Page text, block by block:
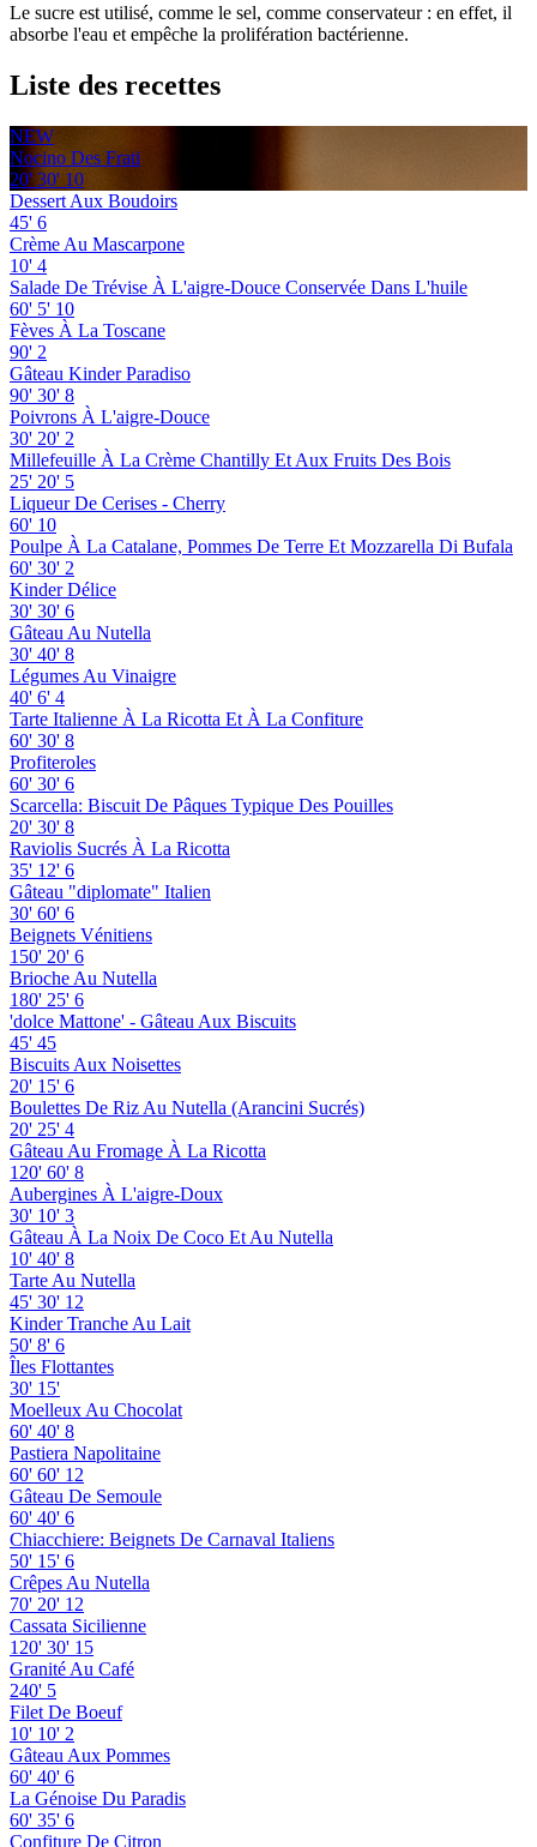
Le sucre est utilisé, comme le sel, comme conservateur : en effet, il
absorbe l'eau et empêche la prolifération bactérienne.
Liste des recettes
NEW
Nocino Des Frati
20' 30' 10
Dessert Aux Boudoirs
45' 6
Crème Au Mascarpone
10' 4
Salade De Trévise À L'aigre-Douce Conservée Dans L'huile
60' 5' 10
Fèves À La Toscane
90' 2
Gâteau Kinder Paradiso
90' 30' 8
Poivrons À L'aigre-Douce
30' 20' 2
Millefeuille À La Crème Chantilly Et Aux Fruits Des Bois
25' 20' 5
Liqueur De Cerises - Cherry
60' 10
Poulpe À La Catalane, Pommes De Terre Et Mozzarella Di Bufala
60' 30' 2
Kinder Délice
30' 30' 6
Gâteau Au Nutella
30' 40' 8
Légumes Au Vinaigre
40' 6' 4
Tarte Italienne À La Ricotta Et À La Confiture
60' 30' 8
Profiteroles
60' 30' 6
Scarcella: Biscuit De Pâques Typique Des Pouilles
20' 30' 8
Raviolis Sucrés À La Ricotta
35' 12' 6
Gâteau "diplomate" Italien
30' 60' 6
Beignets Vénitiens
150' 20' 6
Brioche Au Nutella
180' 25' 6
'dolce Mattone' - Gâteau Aux Biscuits
45' 45
Biscuits Aux Noisettes
20' 15' 6
Boulettes De Riz Au Nutella (Arancini Sucrés)
20' 25' 4
Gâteau Au Fromage À La Ricotta
120' 60' 8
Aubergines À L'aigre-Doux
30' 10' 3
Gâteau À La Noix De Coco Et Au Nutella
10' 40' 8
Tarte Au Nutella
45' 30' 12
Kinder Tranche Au Lait
50' 8' 6
Îles Flottantes
30' 15'
Moelleux Au Chocolat
60' 40' 8
Pastiera Napolitaine
60' 60' 12
Gâteau De Semoule
60' 40' 6
Chiacchiere: Beignets De Carnaval Italiens
50' 15' 6
Crêpes Au Nutella
70' 20' 12
Cassata Sicilienne
120' 30' 15
Granité Au Café
240' 5
Filet De Boeuf
10' 10' 2
Gâteau Aux Pommes
60' 40' 6
La Génoise Du Paradis
60' 35' 6
Confiture De Citron